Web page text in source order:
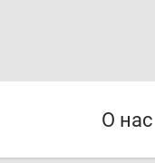
О нас